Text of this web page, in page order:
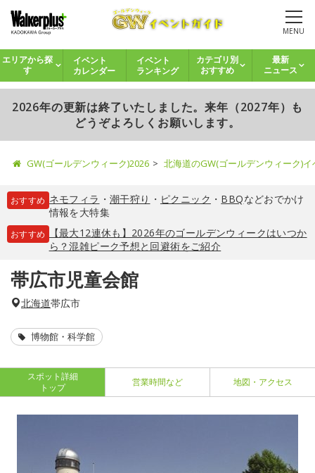
MENU
エリアから探
す
イベント
カレンダー
イベント
ランキング
カテゴリ別
おすすめ
最新
ニュース
2026年の更新は終了いたしました。来年（2027年）も
どうぞよろしくお願いします。
GW(ゴールデンウィーク)2026 北海道のGW(ゴールデンウィーク)
おすすめ ネモフィラ ・ 潮干狩り ・ ピクニック ・ BBQなどおでかけ
情報を大特集
おすすめ
【最大12連休も】2026年のゴールデンウィークはいつか
ら？混雑ピーク予想と回避術をご紹介
帯広市児童会館
北海道帯広市
博物館・科学館
スポット詳細
トップ
営業時間など 地図・アクセス